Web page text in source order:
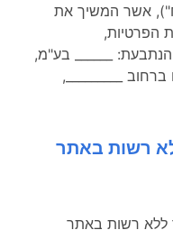
אשר המשיך את
הגנת הפרטיות,
1981 (להלן: "התובע"). 2. הנתבעת: ______ בע"מ,
_________,
רשות באתר
ללא רשות באתר